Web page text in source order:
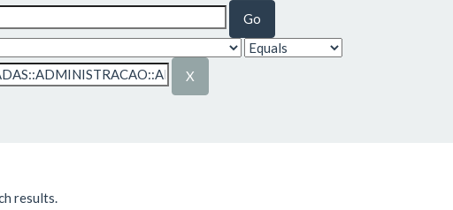
results.